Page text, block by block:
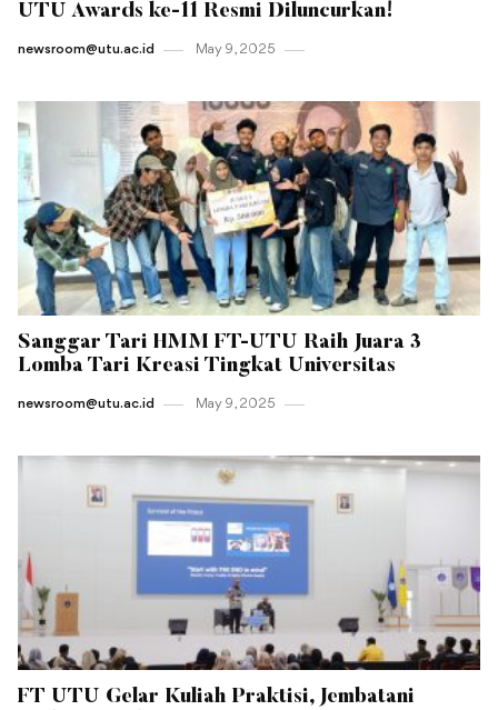
UTU Awards ke-11 Resmi Diluncurkan!
newsroom@utu.ac.id May 9 , 2025
Sanggar Tari HMM FT-UTU Raih Juara 3
Lomba Tari Kreasi Tingkat Universitas
newsroom@utu.ac.id May 9 , 2025
FT UTU Gelar Kuliah Praktisi, Jembatani